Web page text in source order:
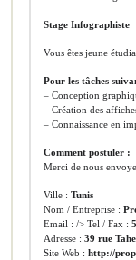
Stage Infographiste
Vous êtes jeune
Pour les tâches
– Conception
– Création des
– Connaissance en
Comment postuler :
Merci de nous
Ville :Tunis
Nom / Entreprise :
Email : /> Tel / Fax :
Adresse :39 rue
Site Web :http://